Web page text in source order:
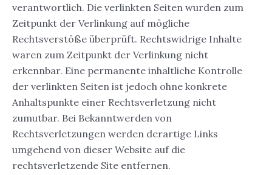
verantwortlich. Die verlinkten Seiten wurden zum
Zeitpunkt der Verlinkung auf mögliche
Rechtsverstöße überprüft. Rechtswidrige Inhalte
waren zum Zeitpunkt der Verlinkung nicht
erkennbar. Eine permanente inhaltliche Kontrolle
der verlinkten Seiten ist jedoch ohne konkrete
Anhaltspunkte einer Rechtsverletzung nicht
zumutbar. Bei Bekanntwerden von
Rechtsverletzungen werden derartige Links
umgehend von dieser Website auf die
rechtsverletzende Site entfernen.